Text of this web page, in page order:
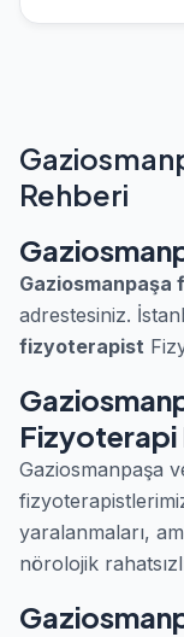
Rehberi
adrestesiniz.
fizyoterapist
Fizyoterapi
Gaziosmanpaşa
yaralanmaları,
nörolojik